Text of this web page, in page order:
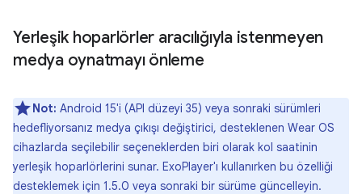
Yerleşik hoparlörler aracılığıyla istenmeyen
medya oynatmayı önleme
Not: Android 15'i (API düzeyi 35) veya sonraki sürümleri
hedefliyorsanız medya çıkışı değiştirici, desteklenen Wear OS
cihazlarda seçilebilir seçeneklerden biri olarak kol saatinin
yerleşik hoparlörlerini sunar. ExoPlayer'ı kullanırken bu özelliği
desteklemek için 1.5.0 veya sonraki bir sürüme güncelleyin.